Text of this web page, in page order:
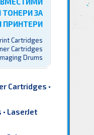
ТОНЕРИ ЗА
ПРИНТЕРИ
Cartridges
Cartridges
Drums
Cartridges •
• LaserJet